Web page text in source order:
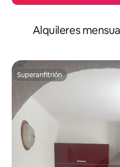
Alquileres
Superanfitrión
Superanfitrión